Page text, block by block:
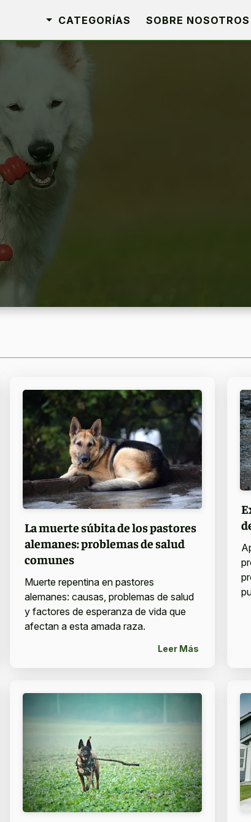
CATEGORÍAS SOBRE NOSOTROS
La muerte súbita de los pastores
alemanes: problemas de salud
comunes
Muerte repentina en pastores
alemanes: causas, problemas de salud
y factores de esperanza de vida que
afectan a esta amada raza.
Leer Más